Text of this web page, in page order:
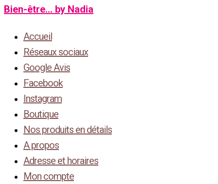
Bien-être... by Nadia
Accueil
Réseaux sociaux
Google Avis
Facebook
Instagram
Boutique
Nos produits en détails
A propos
Adresse et horaires
Mon compte